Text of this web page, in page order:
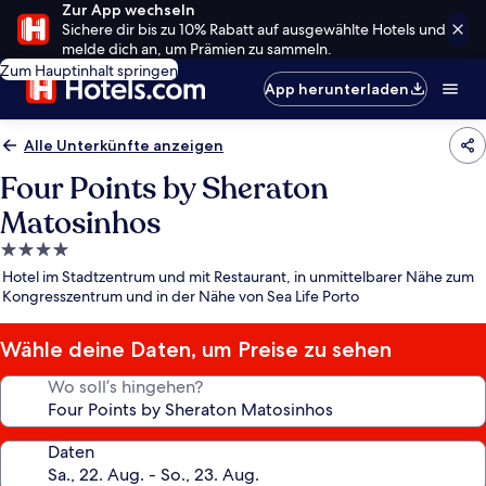
Zur App wechseln
Sichere dir bis zu 10% Rabatt auf ausgewählte Hotels und
melde dich an, um Prämien zu sammeln.
Zum Hauptinhalt springen
App herunterladen
Alle Unterkünfte anzeigen
Four Points by Sheraton
Matosinhos
4.0-
Sterne-
Unterkunft
Hotel im Stadtzentrum und mit Restaurant, in unmittelbarer Nähe zum
Kongresszentrum und in der Nähe von Sea Life Porto
Wähle deine Daten, um Preise zu sehen
Wo soll’s hingehen?
Daten